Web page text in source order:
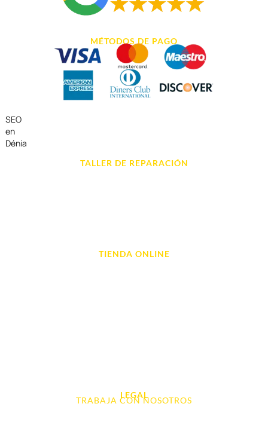
MÉTODOS DE PAGO
SEO
en
Dénia
TALLER DE REPARACIÓN
TIENDA ONLINE
LEGAL
TRABAJA CON NOSOTROS